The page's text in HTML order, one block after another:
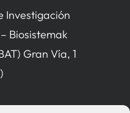
Investigación
Biosistemak
Gran Vía, 1